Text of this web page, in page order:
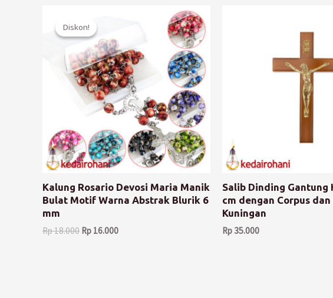
Diskon!
Diskon!
Kalung Rosario Devosi Maria Manik
Bulat Motif Warna Abstrak Blurik 6
mm
Rp18.000 Rp 16.000
Salib Dinding Gantung
cm dengan Corpus
Kuningan
Rp 35.000